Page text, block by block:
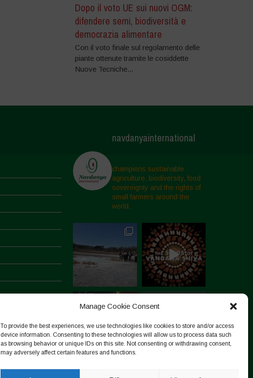
Manage Cookie Consent
To provide the best experiences, we use technologies like cookies to store and/or access
device information. Consenting to these technologies will allow us to process data such
as browsing behavior or unique IDs on this site. Not consenting or withdrawing consent,
may adversely affect certain features and functions.
Dopo il voto UE sui nuovi OGM:
difendere semi, biodiversità e
democrazia alimentare
Con il voto finale sul regolamento delle
piante ottenute tramite le cosiddette
Nuove Tecniche...
navdanyainternational
champions sustainable
agriculture, biodiversity, food
sovereignty and the rights of
small farmers around the
world.